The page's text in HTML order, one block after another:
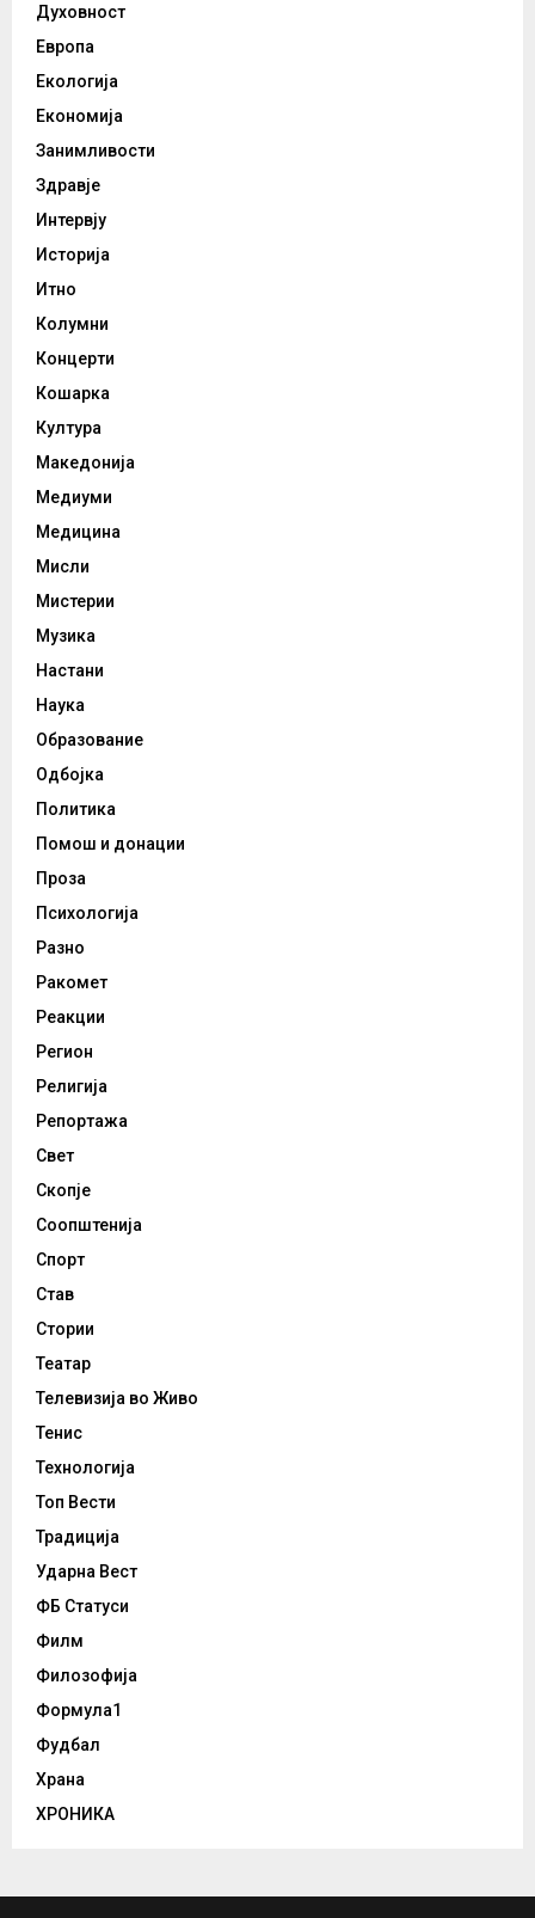
Духовност
Европа
Екологија
Економија
Занимливости
Здравје
Интервју
Историја
Итно
Колумни
Концерти
Кошарка
Култура
Македонија
Медиуми
Медицина
Мисли
Мистерии
Музика
Настани
Наука
Образование
Одбојка
Политика
Помош и донации
Проза
Психологија
Разно
Ракомет
Реакции
Регион
Религија
Репортажа
Свет
Скопје
Соопштенија
Спорт
Став
Стории
Театар
Телевизија во Живо
Тенис
Технологија
Топ Вести
Традиција
Ударна Вест
ФБ Статуси
Филм
Филозофија
Формула1
Фудбал
Храна
ХРОНИКА